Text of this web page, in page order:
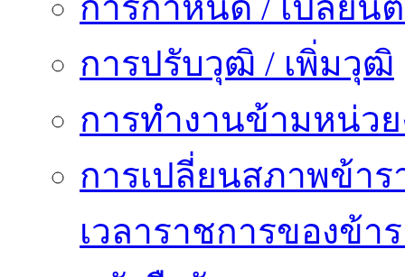
การปรับวุฒิ / เพิ่มวุฒิ
การทำงานข้ามหน่ว
การเปลี่ยนสภาพข้า
เวลาราชการของข้า